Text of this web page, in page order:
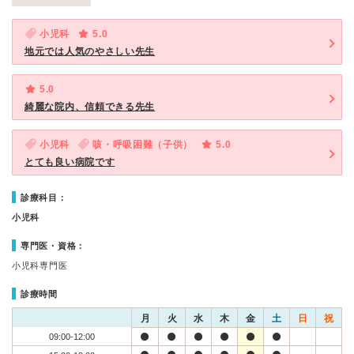
小児科
5.0
地元では人気のやさしい先生
5.0
綺麗な院内、信頼できる先生
小児科 咳・呼吸困難（子供）
5.0
とても良い病院です
診療科目：
小児科
専門医・資格：
小児科専門医
診療時間
月 火 水 木 金 土 日 祝
09:00-12:00